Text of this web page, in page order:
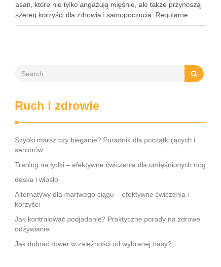
asan, które nie tylko angażują mięśnie, ale także przynoszą
szereg korzyści dla zdrowia i samopoczucia. Regularne
praktykowanie tej pozycji może poprawić elastyczność
Ruch i zdrowie
Szybki marsz czy bieganie? Poradnik dla początkujących i
seniorów
Trening na łydki – efektywne ćwiczenia dla umięśnionych nóg
deska i wiosło
Alternatywy dla martwego ciągu – efektywne ćwiczenia i
korzyści
Jak kontrolować podjadanie? Praktyczne porady na zdrowe
odżywianie
Jak dobrać rower w zależności od wybranej trasy?